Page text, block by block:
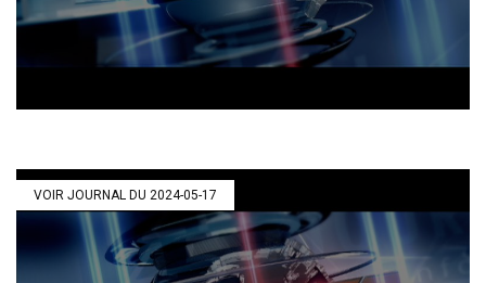
VOIR JOURNAL DU 2024-05-17